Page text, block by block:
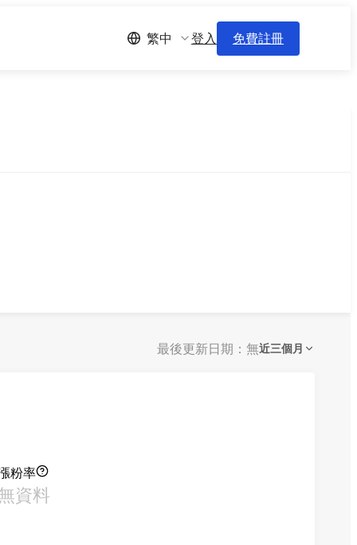
繁中 登入 免費註冊
最後更新日期：無近三個月
粉率
資料